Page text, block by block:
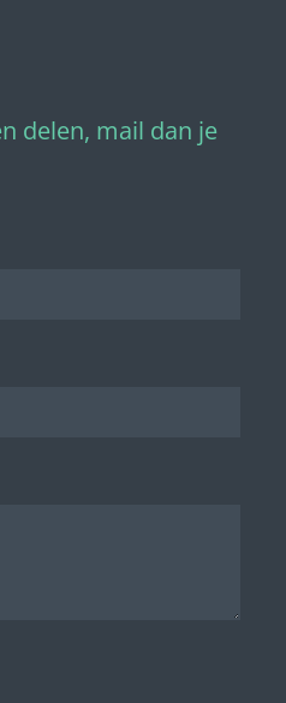
delen, mail dan je